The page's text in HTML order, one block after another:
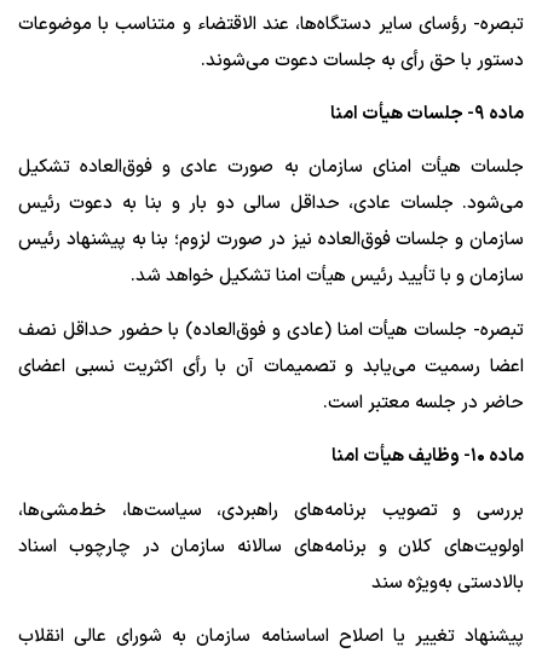
تبصره- رؤسای سایر دستگاه‌ها، عند الاقتضاء و متناسب با موضوعات
دستور با حق رأی به جلسات دعوت می‌شوند.
ماده ۹- جلسات هیأت امنا
جلسات هیأت امنای سازمان به صورت عادی و فوق‌العاده تشکیل
می‌شود. جلسات عادی، حداقل سالی دو بار و بنا به دعوت رئیس
سازمان و جلسات فوق‌العاده نیز در صورت لزوم؛ بنا به پیشنهاد رئیس
سازمان و با تأیید رئیس هیأت امنا تشکیل خواهد شد.
تبصره- جلسات هیأت امنا (عادی و فوق‌العاده) با حضور حداقل نصف
اعضا رسمیت می‌یابد و تصمیمات آن با رأی اکثریت نسبی اعضای
حاضر در جلسه معتبر است.
ماده ۱۰- وظایف هیأت امنا
بررسی و تصویب برنامه‌های راهبردی، سیاست‌ها، خط‌مشی‌ها،
اولویت‌های کلان و برنامه‌های سالانه سازمان در چارچوب اسناد
بالادستی به‌ویژه سند
پیشنهاد تغییر یا اصلاح اساسنامه سازمان به شورای عالی انقلاب